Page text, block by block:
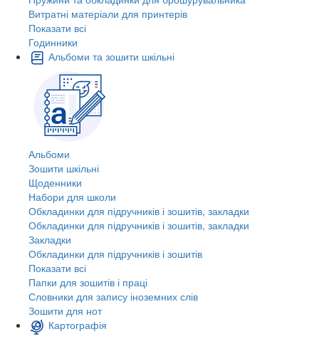
Витратні матеріали для принтерів
Показати всі
Годинники
Альбоми та зошити шкільні
Альбоми
Зошити шкільні
Щоденники
Набори для школи
Обкладинки для підручників і зошитів, закладки
Обкладинки для підручників і зошитів, закладки
Закладки
Обкладинки для підручників і зошитів
Показати всі
Папки для зошитів і праці
Словники для запису іноземних слів
Зошити для нот
Картографія